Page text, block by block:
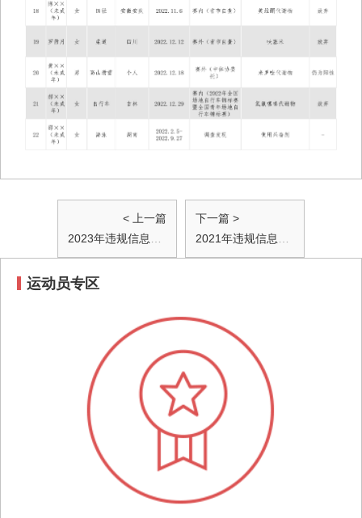
< 上一篇
2023年违规信息公开
下一篇 >
2021年违规信息公开
运动员专区